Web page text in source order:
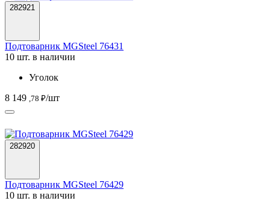
282921
Подтоварник MGSteel 76431
10 шт. в наличии
Уголок
8 149 ,78 ₽/шт
282920
Подтоварник MGSteel 76429
10 шт. в наличии